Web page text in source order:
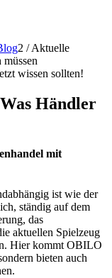
2 / Aktuelle
Händler
mit
ist wie der
ständig auf dem
das
aktuellen Spielzeug
Hier kommt OBILO
bieten auch